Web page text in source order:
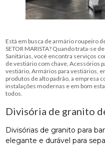
Está em busca de armário roupeiro
SETOR MARISTA? Quando trata-se
Sanitárias, você encontra serviços
de vestiário com chave, Acessórios
vestiário, Armários para vestiários,
produtos de alto padrão, a empresa
instalações modernas e em bom
todos.
Divisória de granito
Divisórias de granito para
elegante e durável para